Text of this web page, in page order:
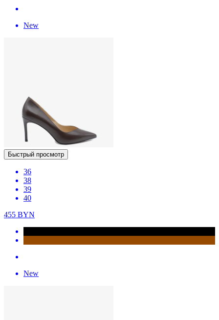
New
Быстрый просмотр
36
38
39
40
455 BYN
New